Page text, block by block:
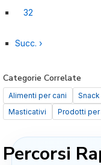
32
Succ. ›
Categorie Correlate
Alimenti per cani
Masticativi
Prodotti per
Percorsi